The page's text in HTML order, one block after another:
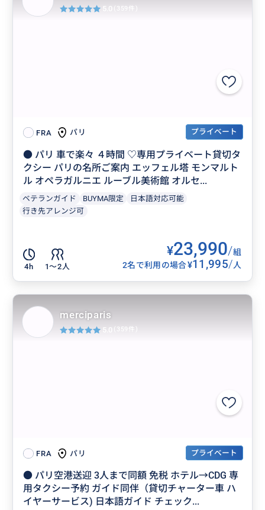
FRA パリ プライベート
● パリ 車で楽々 ４時間 ♡専用プライベート貸切タ
クシー パリの名所ご案内 エッフェル塔 モンマルト
ル オペラガルニエ ルーブル美術館 オルセ...
ベテランガイド BUYMA限定
日本語対応可能
行き先アレンジ可
4h 1〜2人
¥23,990/組
2名で利用の場合¥11,995/人
5.0 (359件)
FRA パリ プライベート
● パリ空港送迎 3人まで同額 免税 ホテル→CDG 専
用タクシー予約 ガイド同伴（貸切チャーター車 ハ
イヤーサービス) 日本語ガイド チェック...
merciparis
5.0 (359件)